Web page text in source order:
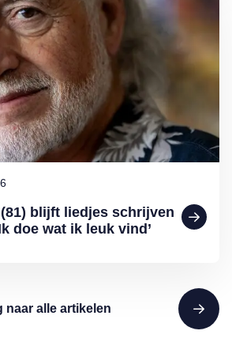
blijft liedjes schrijven
doe wat ik leuk vind’
naar alle artikelen